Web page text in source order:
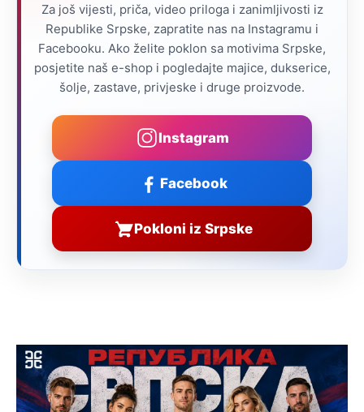
Za još vijesti, priča, video priloga i zanimljivosti iz
Republike Srpske, zapratite nas na Instagramu i
Facebooku. Ako želite poklon sa motivima Srpske,
posjetite naš e-shop i pogledajte majice, dukserice,
šolje, zastave, privjeske i druge proizvode.
Instagram
Facebook
Pokloni iz Srpske